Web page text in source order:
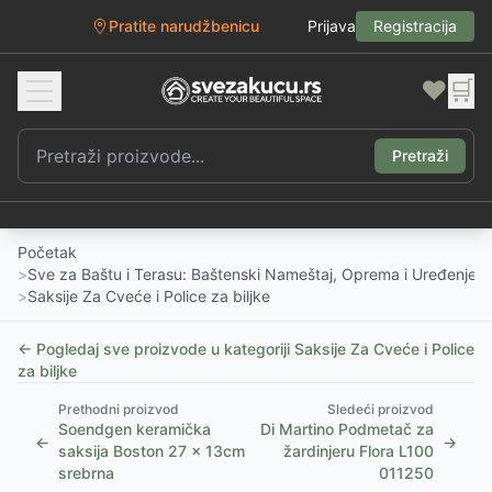
Pratite narudžbenicu Prijava Registracija
❤️ 🛒
Pretraži
Početak
>Sve za Baštu i Terasu: Baštenski Nameštaj, Oprema i Uređenje
>Saksije Za Cveće i Police za biljke
← Pogledaj sve proizvode u kategoriji Saksije Za Cveće i Police
za biljke
←
Prethodni proizvod
Soendgen keramička
saksija Boston 27 x 13cm
srebrna
Sledeći proizvod
Di Martino Podmetač za
žardinjeru Flora L100
011250
→